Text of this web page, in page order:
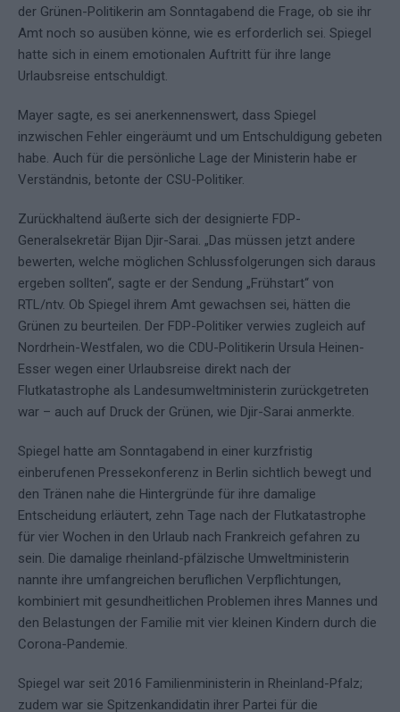
der Grünen-Politikerin am Sonntagabend die Frage, ob sie ihr
Amt noch so ausüben könne, wie es erforderlich sei. Spiegel
hatte sich in einem emotionalen Auftritt für ihre lange
Urlaubsreise entschuldigt.
Mayer sagte, es sei anerkennenswert, dass Spiegel
inzwischen Fehler eingeräumt und um Entschuldigung gebeten
habe. Auch für die persönliche Lage der Ministerin habe er
Verständnis, betonte der CSU-Politiker.
Zurückhaltend äußerte sich der designierte FDP-
Generalsekretär Bijan Djir-Sarai. „Das müssen jetzt andere
bewerten, welche möglichen Schlussfolgerungen sich daraus
ergeben sollten“, sagte er der Sendung „Frühstart“ von
RTL/ntv. Ob Spiegel ihrem Amt gewachsen sei, hätten die
Grünen zu beurteilen. Der FDP-Politiker verwies zugleich auf
Nordrhein-Westfalen, wo die CDU-Politikerin Ursula Heinen-
Esser wegen einer Urlaubsreise direkt nach der
Flutkatastrophe als Landesumweltministerin zurückgetreten
war – auch auf Druck der Grünen, wie Djir-Sarai anmerkte.
Spiegel hatte am Sonntagabend in einer kurzfristig
einberufenen Pressekonferenz in Berlin sichtlich bewegt und
den Tränen nahe die Hintergründe für ihre damalige
Entscheidung erläutert, zehn Tage nach der Flutkatastrophe
für vier Wochen in den Urlaub nach Frankreich gefahren zu
sein. Die damalige rheinland-pfälzische Umweltministerin
nannte ihre umfangreichen beruflichen Verpflichtungen,
kombiniert mit gesundheitlichen Problemen ihres Mannes und
den Belastungen der Familie mit vier kleinen Kindern durch die
Corona-Pandemie.
Spiegel war seit 2016 Familienministerin in Rheinland-Pfalz;
zudem war sie Spitzenkandidatin ihrer Partei für die